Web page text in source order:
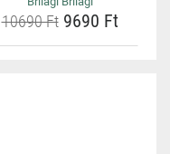
10690 Ft9690 Ft